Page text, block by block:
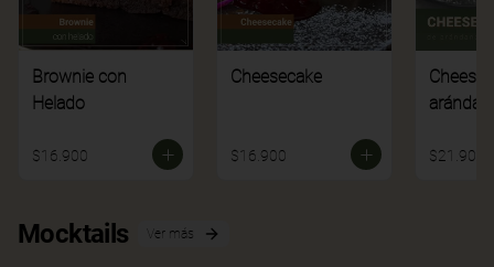
Brownie con
Helado
$16.900
Cheesecake
$16.900 $21.900
Mocktails Ver más